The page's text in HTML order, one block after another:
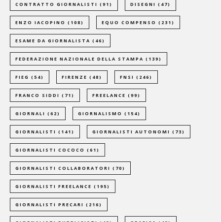
CONTRATTO GIORNALISTI (91) DISEGNI (47)
ENZO IACOPINO (108) EQUO COMPENSO (231)
ESAME DA GIORNALISTA (46)
FEDERAZIONE NAZIONALE DELLA STAMPA (139)
FIEG (54) FIRENZE (48) FNSI (246)
FRANCO SIDDI (71) FREELANCE (99)
GIORNALI (62) GIORNALISMO (154)
GIORNALISTI (141) GIORNALISTI AUTONOMI (73)
GIORNALISTI COCOCO (61)
GIORNALISTI COLLABORATORI (70)
GIORNALISTI FREELANCE (195)
GIORNALISTI PRECARI (216)